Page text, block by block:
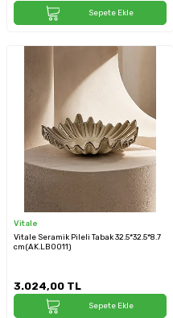
Sepete Ekle
Vitale
Vitale Seramik Pileli Tabak 32.5*32.5*8.7
cm(AK.LB0011)
3.024,00 TL
Sepete Ekle